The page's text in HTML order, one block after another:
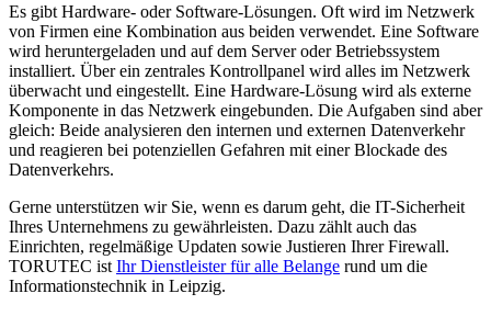
Es gibt Hardware- oder Software-Lösungen. Oft wird im Netzwerk
von Firmen eine Kombination aus beiden verwendet. Eine Software
wird heruntergeladen und auf dem Server oder Betriebssystem
installiert. Über ein zentrales Kontrollpanel wird alles im Netzwerk
überwacht und eingestellt. Eine Hardware-Lösung wird als externe
Komponente in das Netzwerk eingebunden. Die Aufgaben sind aber
gleich: Beide analysieren den internen und externen Datenverkehr
und reagieren bei potenziellen Gefahren mit einer Blockade des
Datenverkehrs.
Gerne unterstützen wir Sie, wenn es darum geht, die IT-Sicherheit
Ihres Unternehmens zu gewährleisten. Dazu zählt auch das
Einrichten, regelmäßige Updaten sowie Justieren Ihrer Firewall.
TORUTEC ist Ihr Dienstleister für alle Belange rund um die
Informationstechnik in Leipzig.